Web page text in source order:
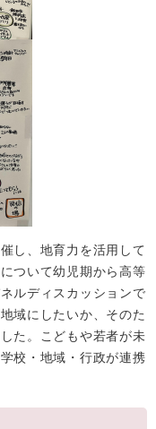
し、地育力を活用して
ついて幼児期から高等
ルディスカッションで
域にしたいか、そのた
た。こどもや若者が未
校・地域・行政が連携